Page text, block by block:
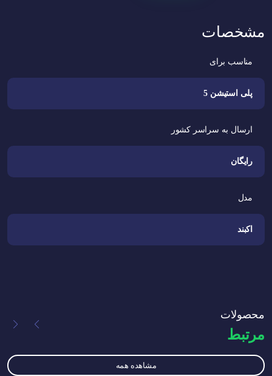
مشخصات
مناسب برای
پلی استیشن 5
ارسال به سراسر کشور
رایگان
مدل
اکبند
محصولات
مرتبط
مشاهده همه